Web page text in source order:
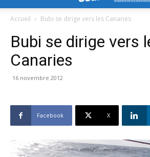
Accueil Bubi se dirige vers les Canaries
Bubi se dirige vers
Canaries
16 novembre 2012
Facebook X